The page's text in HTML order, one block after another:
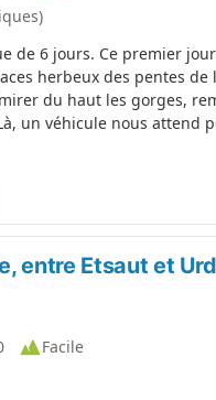
de 6 jours. Ce premier
herbeux des pentes
du haut les gorges,
un véhicule nous attend
entre Etsaut et
Facile